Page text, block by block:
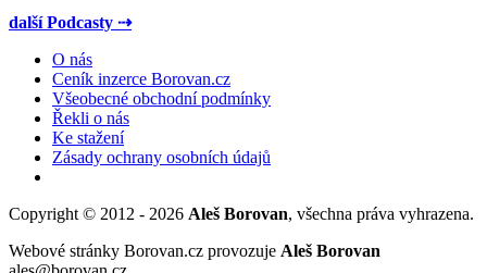
další Podcasty ⇢
O nás
Ceník inzerce Borovan.cz
Všeobecné obchodní podmínky
Řekli o nás
Ke stažení
Zásady ochrany osobních údajů
Copyright © 2012 - 2026 Aleš Borovan, všechna práva vyhrazena.
Webové stránky Borovan.cz provozuje Aleš Borovan